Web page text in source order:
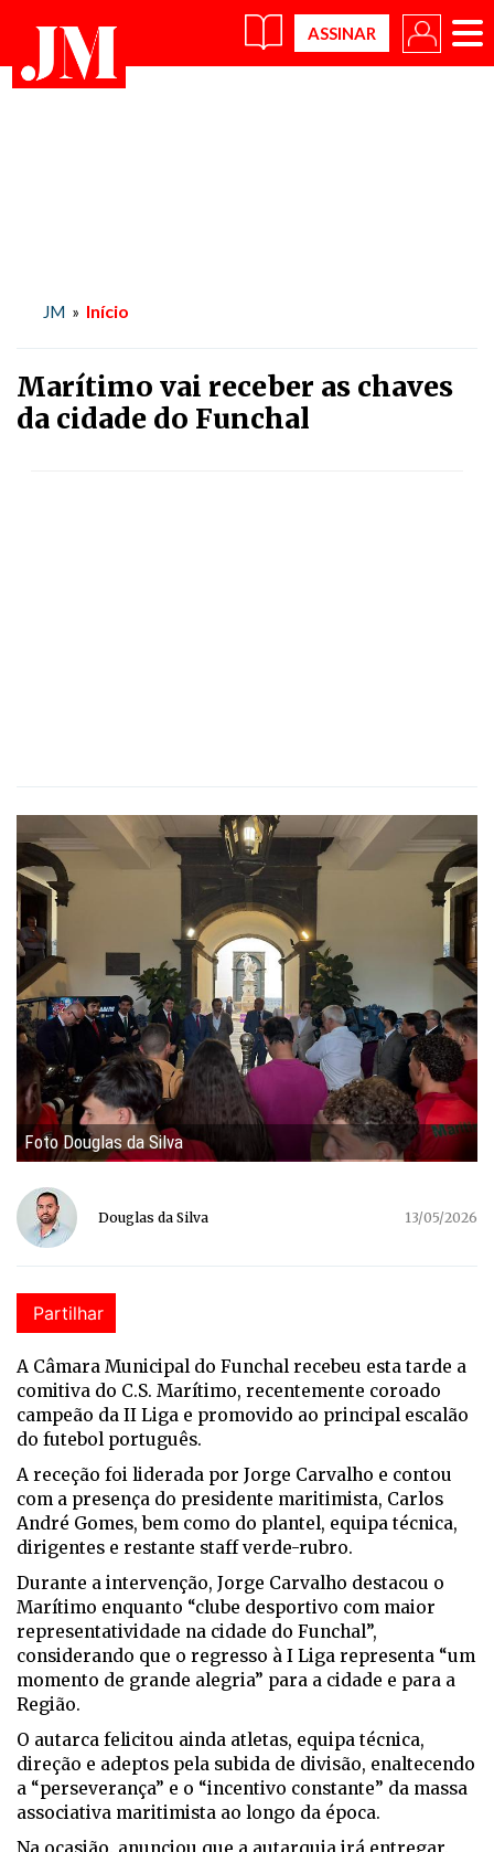
×
JM » Início
Marítimo vai receber as chaves
da cidade do Funchal
Foto Douglas da Silva
Douglas da Silva 13/05/2026
Partilhar
A Câmara Municipal do Funchal recebeu esta tarde a
comitiva do C.S. Marítimo, recentemente coroado
campeão da II Liga e promovido ao principal escalão
do futebol português.
A receção foi liderada por Jorge Carvalho e contou
com a presença do presidente maritimista, Carlos
André Gomes, bem como do plantel, equipa técnica,
dirigentes e restante staff verde-rubro.
Durante a intervenção, Jorge Carvalho destacou o
Marítimo enquanto “clube desportivo com maior
representatividade na cidade do Funchal”,
considerando que o regresso à I Liga representa “um
momento de grande alegria” para a cidade e para a
Região.
O autarca felicitou ainda atletas, equipa técnica,
direção e adeptos pela subida de divisão, enaltecendo
a “perseverança” e o “incentivo constante” da massa
associativa maritimista ao longo da época.
Na ocasião, anunciou que a autarquia irá entregar,